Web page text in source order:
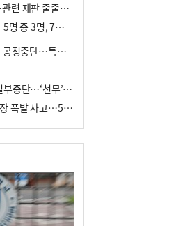
중대재해법 위헌제청 파장…관련 재판 줄줄이 브레이크
한화에어로 폭발사고 희생자 5명 중 3명, 7일 영면
한화에어로스페이스, 4·5일 공정중단…특별 안전점검
한화에어로 대전공장 생산 일부중단…‘천무’ 수출 비상
한화에어로스페이스 대전공장 폭발 사고…5명 사망·2명 부상(종합)